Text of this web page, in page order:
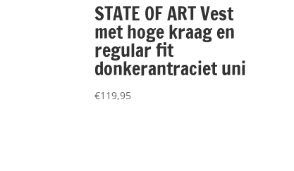
STATE OF ART Vest
met hoge kraag en
regular fit
donkerantraciet uni
€119,95